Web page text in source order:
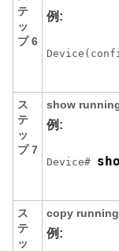
テ
ッ
プ 6
例:
ス
テ
ッ
プ 7
show
例:
Device#
ス
テ
ッ
copy
例: